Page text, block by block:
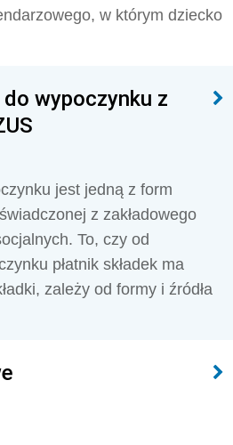
w którym dziecko
wypoczynku z
jest jedną z form
z zakładowego
To, czy od
płatnik składek ma
zależy od formy i źródła